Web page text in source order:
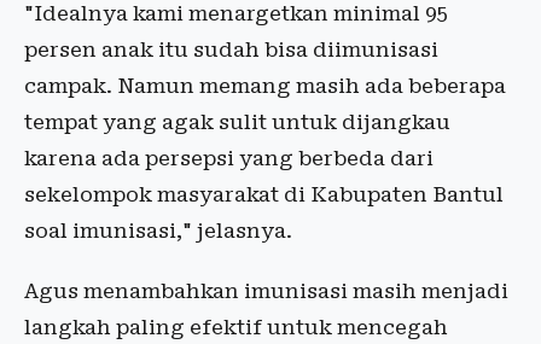
"Idealnya kami menargetkan minimal 95
persen anak itu sudah bisa diimunisasi
campak. Namun memang masih ada beberapa
tempat yang agak sulit untuk dijangkau
karena ada persepsi yang berbeda dari
sekelompok masyarakat di Kabupaten Bantul
soal imunisasi," jelasnya.
Agus menambahkan imunisasi masih menjadi
langkah paling efektif untuk mencegah